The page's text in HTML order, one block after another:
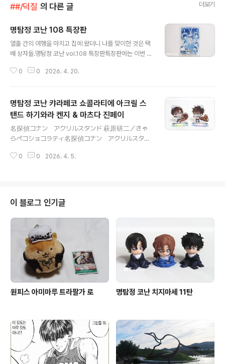
##/덕질 의 다른 글 더보기
명탐정 코난 108 특장판
열흘 간의 여행을 마치고 집에 왔더니 나를 맞이한 것은 택
배 상자들.명탐정 코난 vol.108 특장판특장판에는 이번 2
다.내용은330 과거와의 조우 331 혼돈의 행방 332 사진
기고 장식. 예쁘다.
0 0 2026. 4. 20.
명탐정 코난 캬라페코 쇼콜라티에 아크릴 스
탠드 하기와라 켄지 & 마츠다 진페이
名探偵コナン アクリルスタンド 萩原研二／きゃ
らペコショコラティ名探偵コナン アクリルスタン
RUX)에서 나오는 캬라페코 아크릴스탠드 시리즈, 이번 주
0 0 2026. 4. 5.
이 블로그 인기글
원피스 아미마루 트라팔가 로 명탐정 코난 치지마세 11탄